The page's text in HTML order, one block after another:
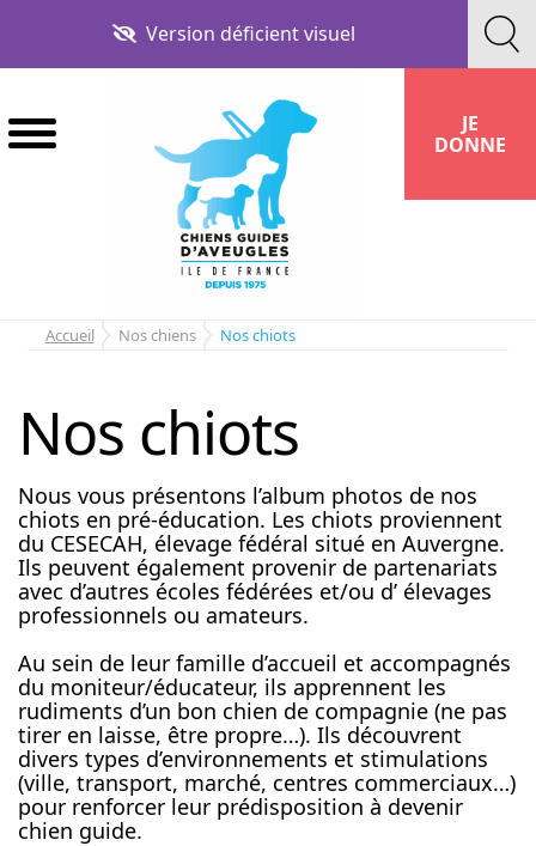
la
contenu
Version déficient visuel
JE
DONNE
Accueil Nos chiens Nos chiots
Nos chiots
Nous vous présentons l’album photos de nos
chiots en pré-éducation. Les chiots proviennent
du CESECAH, élevage fédéral situé en Auvergne.
Ils peuvent également provenir de partenariats
avec d’autres écoles fédérées et/ou d’ élevages
professionnels ou amateurs.
Au sein de leur famille d’accueil et accompagnés
du moniteur/éducateur, ils apprennent les
rudiments d’un bon chien de compagnie (ne pas
tirer en laisse, être propre…). Ils découvrent
divers types d’environnements et stimulations
(ville, transport, marché, centres commerciaux…)
pour renforcer leur prédisposition à devenir
chien guide.